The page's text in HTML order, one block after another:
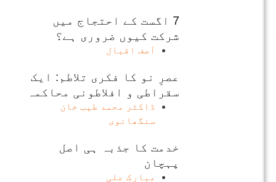
7 اگست کے احتجاج میں
شرکت کیوں ضروری ہے؟
آصف اقبال
عصرِ نو کا فکری تلاطم: ایک
سقراطی و افلاطونی محاکمہ
ڈاکٹر محمد طیب خان
سنگھانوی
خدمت کا جذبہ ہی اصل
پہچان
مبارک علی